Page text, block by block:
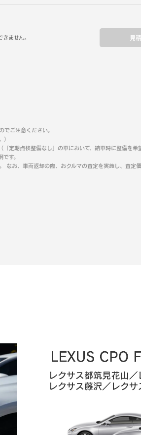
見
ません。
ご注意ください。
定期点検整備なし」の車において、納車時に整備を希
す。
お、車両返却の際、おクルマの査定を実施し、査定